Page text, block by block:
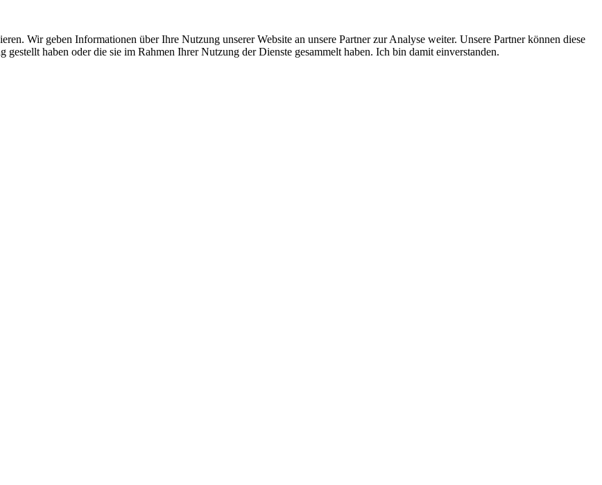
Wir geben Informationen über Ihre Nutzung unserer Website an unsere Partner zur Analyse weiter. Unsere Partner können diese
haben oder die sie im Rahmen Ihrer Nutzung der Dienste gesammelt haben. Ich bin damit einverstanden.